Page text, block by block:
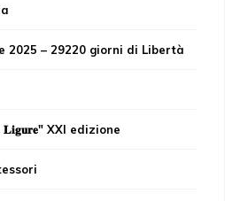
2025 – 29220 giorni di Libertà
𝐋𝐢𝐠𝐮𝐫𝐞" XXI edizione